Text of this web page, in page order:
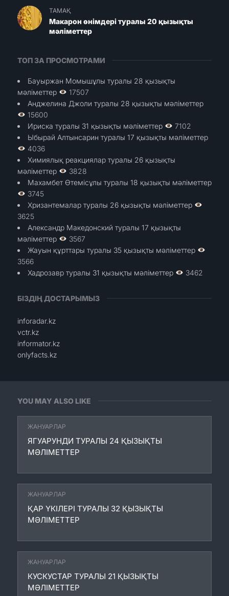
YOU MAY ALSO LIKE
ЖАНУАРЛАР
ЯГУАРУНДИ ТУРАЛЫ 24 ҚЫЗЫҚТЫ
МӘЛІМЕТТЕР
ЖАНУАРЛАР
ҚАР ҮКІЛЕРІ ТУРАЛЫ 32 ҚЫЗЫҚТЫ
МӘЛІМЕТТЕР
ЖАНУАРЛАР
КУСКУСТАР ТУРАЛЫ 21 ҚЫЗЫҚТЫ
МӘЛІМЕТТЕР
ТАМАҚ
Макарон өнімдері туралы 20 қызықты
мәліметтер
ТОП ЗА ПРОСМОТРАМИ
Бауыржан Момышұлы туралы 28 қызықты
мәліметтер
17507
Анджелина Джоли туралы 28 қызықты мәліметтер
15600
Ириска туралы 31 қызықты мәліметтер
7102
Ыбырай Алтынсарин туралы 17 қызықты мәліметтер
4036
Химиялық реакциялар туралы 26 қызықты
мәліметтер
3828
Махамбет Өтемісұлы туралы 18 қызықты мәліметтер
3745
Хризантемалар туралы 26 қызықты мәліметтер
3625
Александр Македонский туралы 17 қызықты
мәліметтер
3567
Жауын құрттары туралы 35 қызықты мәліметтер
3566
Хадрозавр туралы 31 қызықты мәліметтер
3462
БІЗДІҢ ДОСТАРЫМЫЗ
inforadar.kz
vctr.kz
informator.kz
onlyfacts.kz